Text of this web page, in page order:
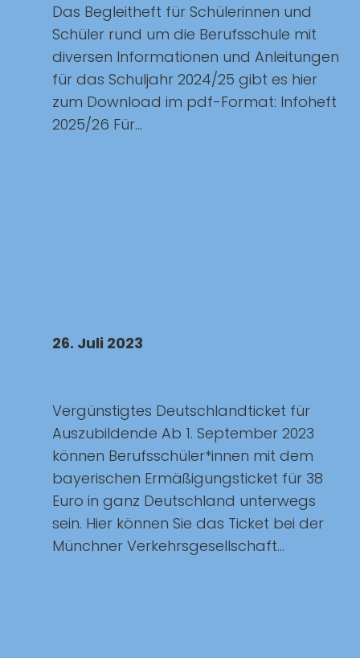
Das Begleitheft für Schülerinnen und
Schüler rund um die Berufsschule mit
diversen Informationen und Anleitungen
für das Schuljahr 2024/25 gibt es hier
zum Download im pdf-Format: Infoheft
2025/26 Für...
26. Juli 2023
Vergünstigtes Deutschlandticket für
Auszubildende Ab 1. September 2023
können Berufsschüler*innen mit dem
bayerischen Ermäßigungsticket für 38
Euro in ganz Deutschland unterwegs
sein. Hier können Sie das Ticket bei der
Münchner Verkehrsgesellschaft...